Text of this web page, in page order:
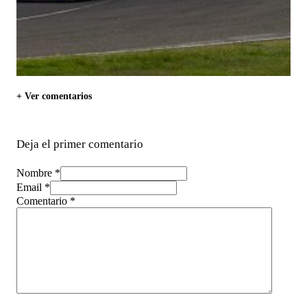
+ Ver comentarios
Deja el primer comentario
Nombre *
Email *
Comentario *